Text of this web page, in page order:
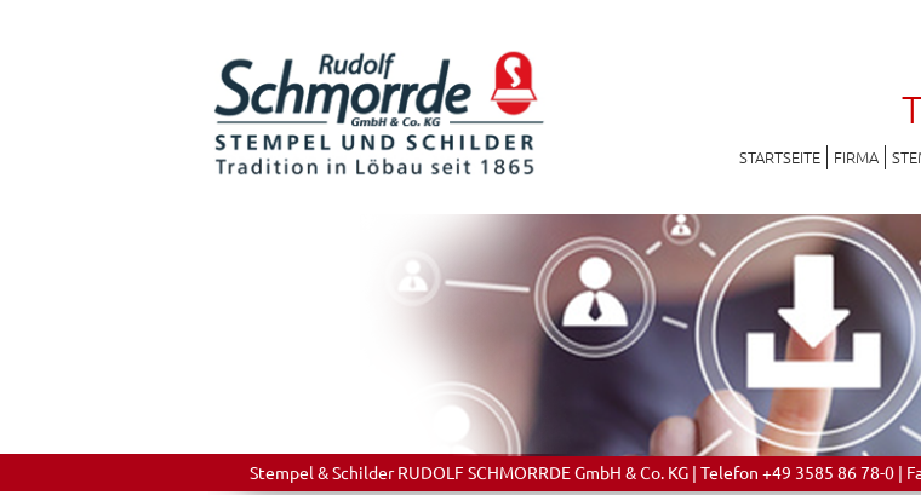
STARTSEITE FIRMA
Stempel & Schilder RUDOLF SCHMORRDE GmbH & Co. KG | Telefon +49 3585 86 78-0 |